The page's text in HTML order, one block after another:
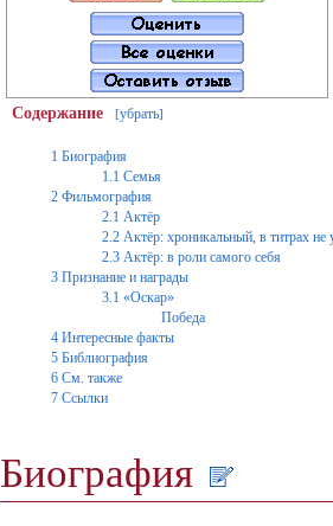
Содержание [убрать]
1 Биография
1.1 Семья
2 Фильмография
2.1 Актёр
2.2 Актёр: хроникальный, в титрах не
2.3 Актёр: в роли самого себя
3 Признание и награды
3.1 «Оскар»
Победа
4 Интересные факты
5 Библиография
6 См. также
7 Ссылки
Биография